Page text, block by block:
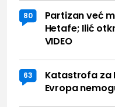
80
Partizan već
Hetafe; Ilić
VIDEO
63
Katastrofa za
Evropa